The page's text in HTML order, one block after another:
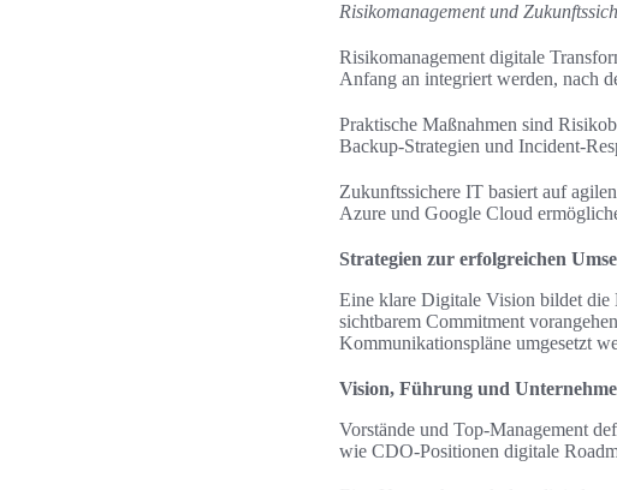
Risikomanagement und
Risikomanagement digitale
Anfang an integriert werden, nach
Praktische Maßnahmen sind
Backup‑Strategien und
Zukunftssichere IT basiert auf
Azure und Google Cloud
Strategien zur erfolgreichen
Eine klare Digitale Vision bildet die
sichtbarem Commitment
Kommunikationspläne umgesetzt
Vision, Führung und
Vorstände und Top-Management
wie CDO-Positionen digitale